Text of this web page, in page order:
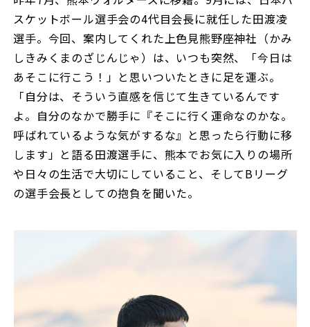
スケットボール選手会の4代目会長に就任した田渡凌
選手。今回、案内してくれた上色見熊野座神社（かみ
しきみくまのざじんじゃ）は、いつも突然、「今日は
あそこに行こう！」と思いついたときに足を運ぶ。
「自分は、そういう直感を信じて生きているんです
よ。自分のなかで勝手に『そこに行く運命なのかな。
呼ばれているような気がするな』と思ったら行動に移
します」と語る田渡選手に、熊本でお気に入りの場所
や日々の生活で大切にしていること、そしてBリーグ
の選手会長としての抱負を聞いた。